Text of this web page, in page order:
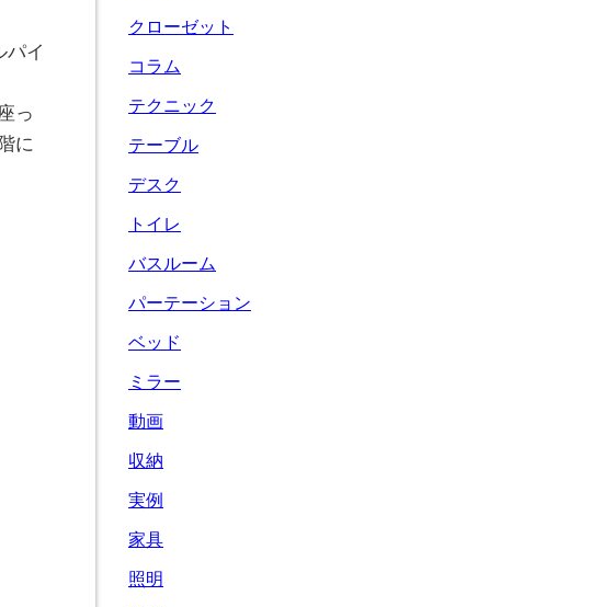
イ
っ
に
クローゼット
コラム
テクニック
テーブル
デスク
トイレ
バスルーム
パーテーション
ベッド
ミラー
動画
収納
実例
家具
照明